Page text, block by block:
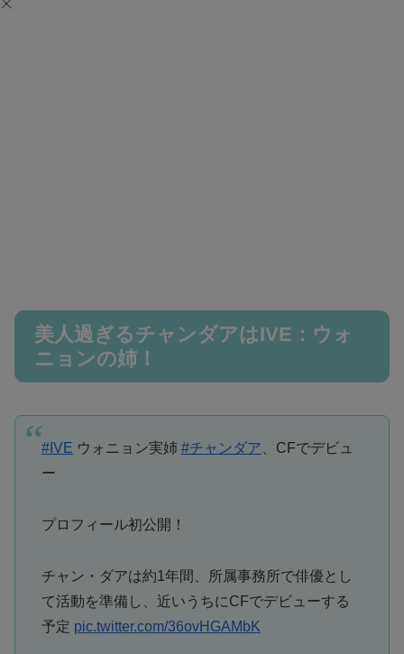
美人過ぎるチャンダアはIVE：ウォ
ニョンの姉！
#IVE ウォニョン実姉 #チャンダア、CFでデビュ
ー
プロフィール初公開！
チャン・ダアは約1年間、所属事務所で俳優とし
て活動を準備し、近いうちにCFでデビューする
予定 pic.twitter.com/36ovHGAMbK